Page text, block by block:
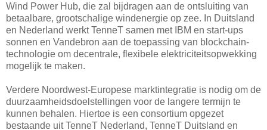
Wind Power Hub, die zal bijdragen aan de ontsluiting van
betaalbare, grootschalige windenergie op zee. In Duitsland
en Nederland werkt TenneT samen met IBM en start-ups
sonnen en Vandebron aan de toepassing van blockchain-
technologie om decentrale, flexibele elektriciteitsopwekking
mogelijk te maken.
Verdere Noordwest-Europese marktintegratie is nodig om de
duurzaamheidsdoelstellingen voor de langere termijn te
kunnen behalen. Hiertoe is een consortium opgezet
bestaande uit TenneT Nederland, TenneT Duitsland en